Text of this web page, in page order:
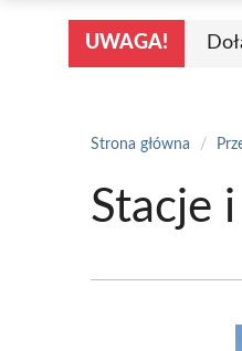
UWAGA!
Strona główna /
Stacje